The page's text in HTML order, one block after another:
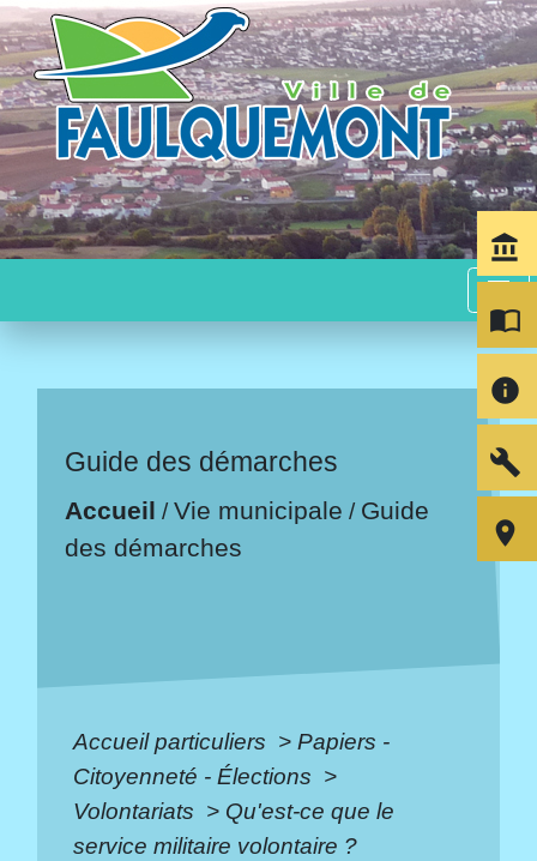
menu
Guide des démarches
Accueil /Vie municipale / Guide
des démarches
Accueil particuliers > Papiers -
Citoyenneté - Élections >
Volontariats > Qu'est-ce que le
service militaire volontaire ?
account_balance
import_contacts
info
build
room